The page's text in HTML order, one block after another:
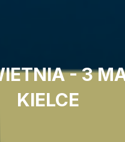
- 3
KIELCE